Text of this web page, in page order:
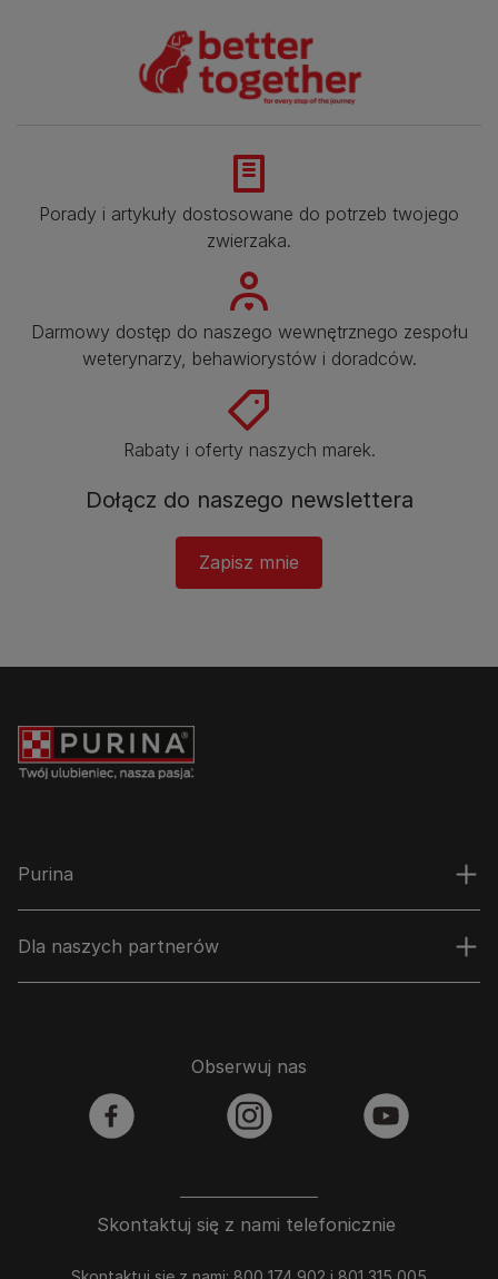
Porady i artykuły dostosowane do potrzeb twojego
zwierzaka.​
Darmowy dostęp do naszego wewnętrznego zespołu
weterynarzy, behawiorystów i doradców.​
Rabaty i oferty naszych marek.​
Dołącz do naszego newslettera
Zapisz mnie
Purina
Dla naszych partnerów
Skontaktuj się z nami telefonicznie
Obserwuj nas
facebook instagram youtube